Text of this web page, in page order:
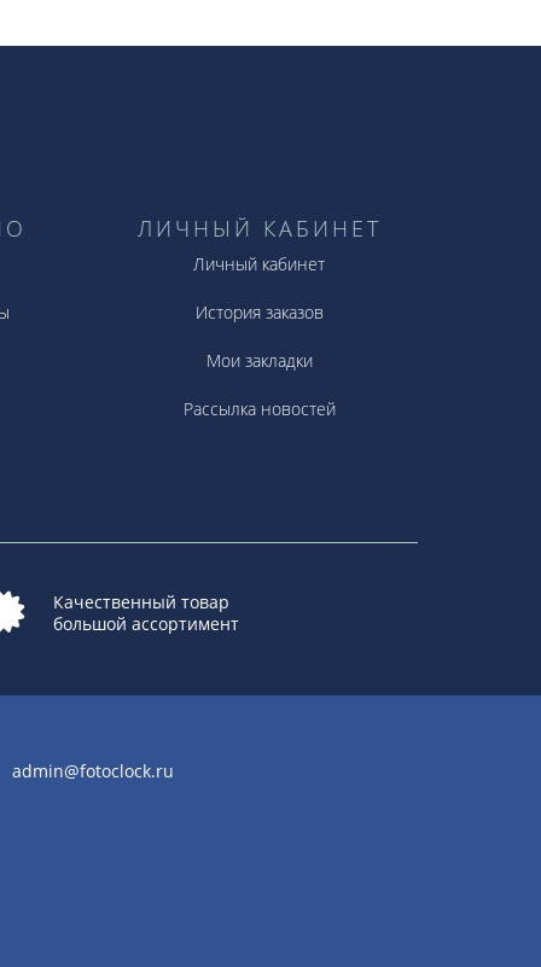
ЛИЧНЫЙ КАБИНЕТ
Личный кабинет
История заказов
Мои закладки
Рассылка новостей
Качественный товар
большой ассортимент
admin@fotoclock.ru